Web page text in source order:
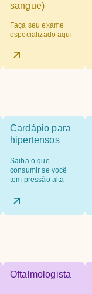
sangue)
Faça seu exame
especializado aqui
Cardápio para
hipertensos
Saiba o que
consumir se você
tem pressão alta
Oftalmologista